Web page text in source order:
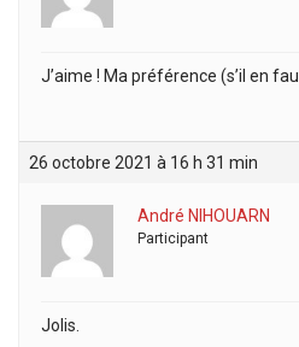
J’aime ! Ma préférence (s’il en
26 octobre 2021 à 16 h 31 min
André NIHOUARN
Participant
Jolis.